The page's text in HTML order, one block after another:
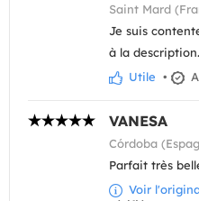
Saint Mard
Je suis
à la description.
Utile •
VANESA
Córdoba
Parfait très
Voir